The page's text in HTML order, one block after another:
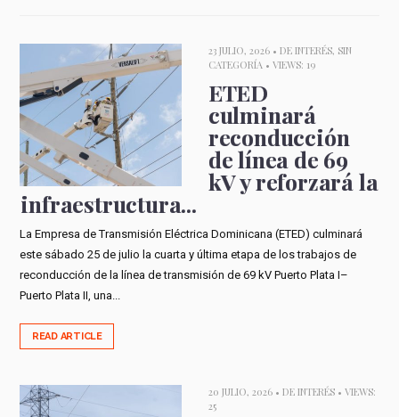
23 JULIO, 2026 • DE INTERÉS, SIN
CATEGORÍA • VIEWS: 19
ETED
culminará
reconducción
de línea de 69
kV y reforzará la
infraestructura...
La Empresa de Transmisión Eléctrica Dominicana (ETED) culminará
este sábado 25 de julio la cuarta y última etapa de los trabajos de
reconducción de la línea de transmisión de 69 kV Puerto Plata I–
Puerto Plata II, una...
READ ARTICLE
20 JULIO, 2026 • DE INTERÉS• VIEWS:
25